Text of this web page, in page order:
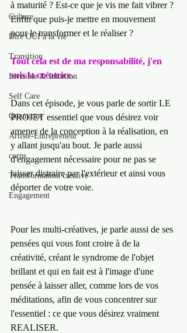
Culture
Dire OUI à la vie
Transition
Invisible & Intuition
Self Care
Quantique
Artiste-Entrepreneur
corps
Transformation créative
Engagement
à maturité ? Est-ce que je vis me fait vibrer ?
Enfin que puis-je mettre en mouvement
pour le transformer et le réaliser ?
Tout cela est de ma responsabilité, j'en
suis la créatrice.
Dans cet épisode, je vous parle de sortir LE
PROJET essentiel que vous désirez voir
amener de la conception à la réalisation, en
y allant jusqu'au bout. Je parle aussi
d'engagement nécessaire pour ne pas se
laisser distraire par l'extérieur et ainsi vous
déporter de votre voie.
Pour les multi-créatives, je parle aussi de ses
pensées qui vous font croire à de la
créativité, créant le syndrome de l'objet
brillant et qui en fait est à l'image d'une
pensée à laisser aller, comme lors de vos
méditations, afin de vous concentrer sur
l'essentiel : ce que vous désirez vraiment
REALISER.